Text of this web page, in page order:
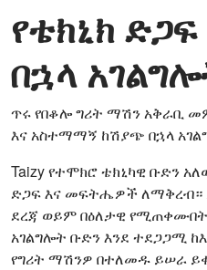
የቴክኒክ
በኋላ
ጥሩ የበቆሎ ግሪት ማሽን አቅራቢ
እና አስተማማኝ ከሽያጭ በኋላ
Taizy የተሞክሮ ቴክኒካዊ ቡድን
ድጋፍ እና መፍትሔዎች ለማቅረብ።
ደረጃ ወይም በዕለታዊ የሚጠቀሙበት
አገልግሎት ቡድን እንደ ተደጋጋሚ
የግሪት ማሽንዎ በተለመዱ ይሠራ